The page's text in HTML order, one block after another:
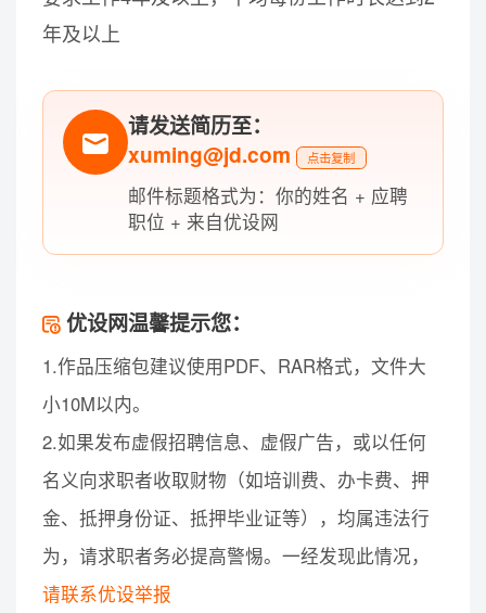
年及以上
请发送简历至：
xuming@jd.com
点击复制
邮件标题格式为：你的姓名 + 应聘
职位 + 来自优设网
优设网温馨提示您：
1.作品压缩包建议使用PDF、RAR格式，文件大
小10M以内。
2.如果发布虚假招聘信息、虚假广告，或以任何
名义向求职者收取财物（如培训费、办卡费、押
金、抵押身份证、抵押毕业证等），均属违法行
为，请求职者务必提高警惕。一经发现此情况，
请联系优设举报